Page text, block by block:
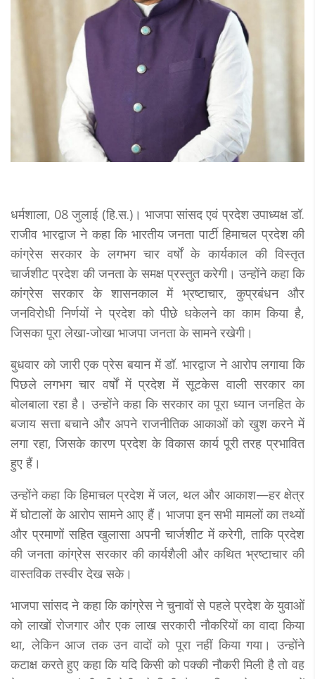
धर्मशाला, 08 जुलाई (हि.स.)। भाजपा सांसद एवं प्रदेश उपाध्यक्ष डॉ.
राजीव भारद्वाज ने कहा कि भारतीय जनता पार्टी हिमाचल प्रदेश की
कांग्रेस सरकार के लगभग चार वर्षों के कार्यकाल की विस्तृत
चार्जशीट प्रदेश की जनता के समक्ष प्रस्तुत करेगी। उन्होंने कहा कि
कांग्रेस सरकार के शासनकाल में भ्रष्टाचार, कुप्रबंधन और
जनविरोधी निर्णयों ने प्रदेश को पीछे धकेलने का काम किया है,
जिसका पूरा लेखा-जोखा भाजपा जनता के सामने रखेगी।
बुधवार को जारी एक प्रेस बयान में डॉ. भारद्वाज ने आरोप लगाया कि
पिछले लगभग चार वर्षों में प्रदेश में सूटकेस वाली सरकार का
बोलबाला रहा है। उन्होंने कहा कि सरकार का पूरा ध्यान जनहित के
बजाय सत्ता बचाने और अपने राजनीतिक आकाओं को खुश करने में
लगा रहा, जिसके कारण प्रदेश के विकास कार्य पूरी तरह प्रभावित
हुए हैं।
उन्होंने कहा कि हिमाचल प्रदेश में जल, थल और आकाश—हर क्षेत्र
में घोटालों के आरोप सामने आए हैं। भाजपा इन सभी मामलों का तथ्यों
और प्रमाणों सहित खुलासा अपनी चार्जशीट में करेगी, ताकि प्रदेश
की जनता कांग्रेस सरकार की कार्यशैली और कथित भ्रष्टाचार की
वास्तविक तस्वीर देख सके।
भाजपा सांसद ने कहा कि कांग्रेस ने चुनावों से पहले प्रदेश के युवाओं
को लाखों रोजगार और एक लाख सरकारी नौकरियों का वादा किया
था, लेकिन आज तक उन वादों को पूरा नहीं किया गया। उन्होंने
कटाक्ष करते हुए कहा कि यदि किसी को पक्की नौकरी मिली है तो वह